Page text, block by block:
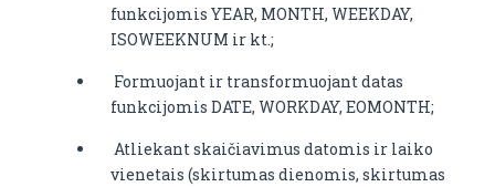
funkcijomis YEAR, MONTH, WEEKDAY,
ISOWEEKNUM ir kt.;
Formuojant ir transformuojant datas
funkcijomis DATE, WORKDAY, EOMONTH;
Atliekant skaičiavimus datomis ir laiko
vienetais (skirtumas dienomis, skirtumas